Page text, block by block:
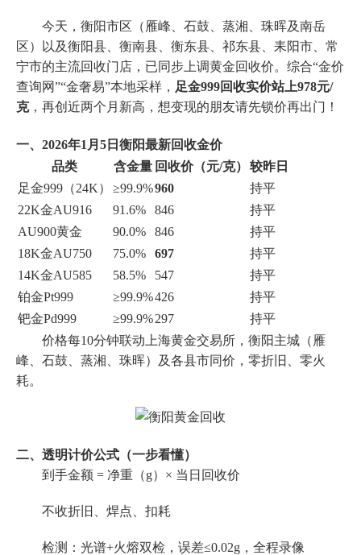
今天，衡阳市区（雁峰、石鼓、蒸湘、珠晖及南岳
区）以及衡阳县、衡南县、衡东县、祁东县、耒阳市、常
宁市的主流回收门店，已同步上调黄金回收价。综合“金价
查询网”“金奢易”本地采样， 足金999回收实价站上978元/
克，再创近两个月新高，想变现的朋友请先锁价再出门！
一、2026年1月5日衡阳最新回收金价
品类
含金量 回收价（元/克）
较昨日
足金999（24K）
≥99.9%960
持平
22K金AU916
91.6% 846
持平
AU900黄金
90.0% 846
持平
18K金AU750
75.0% 697
持平
14K金AU585
58.5% 547
持平
铂金Pt999
≥99.9%426
持平
钯金Pd999
≥99.9%297
持平
价格每10分钟联动上海黄金交易所，衡阳主城（雁
峰、石鼓、蒸湘、珠晖）及各县市同价，零折旧、零火
耗。
二、透明计价公式（一步看懂）
到手金额 = 净重（g）× 当日回收价
不收折旧、焊点、扣耗
检测：光谱+火熔双检，误差≤0.02g，全程录像